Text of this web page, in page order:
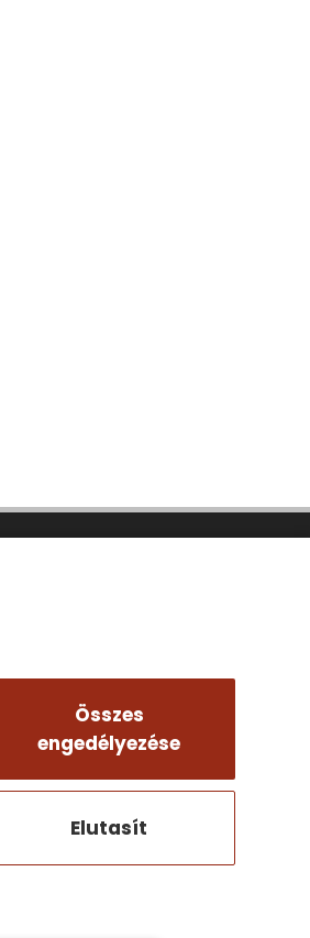
Összes
engedélyezése
Elutasít